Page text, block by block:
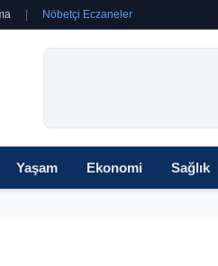
Nöbetçi Eczaneler
Yaşam Ekonomi Sağlık